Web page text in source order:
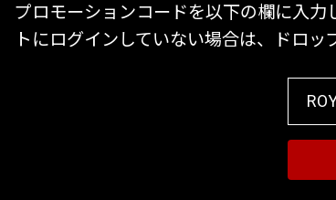
プロモーションコードを以下の欄に入
トにログインしていない場合は、ドロッ